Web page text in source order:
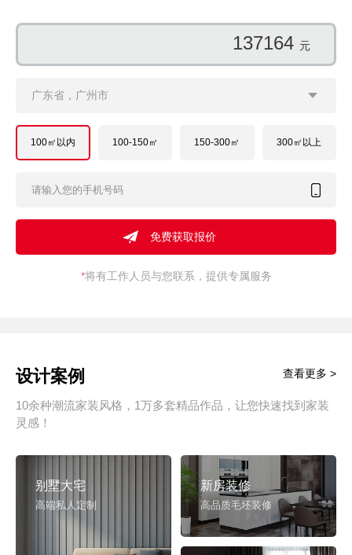
170063 元
广东省，广州市
100㎡以内 100-150㎡ 150-300㎡ 300㎡以上
*将有工作人员与您联系，提供专属服务
设计案例
10余种潮流家装风格，1万多套精品作品，让您快速找到家装
灵感！
查看更多 >
别墅大宅
高端私人定制
新房装修
高品质毛坯装修